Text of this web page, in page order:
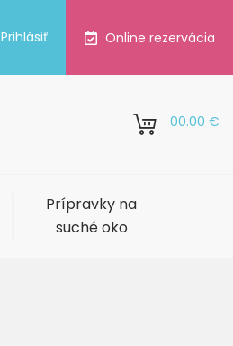
Prihlásiť Online rezervácia
00.00 €
Prípravky na
suché oko